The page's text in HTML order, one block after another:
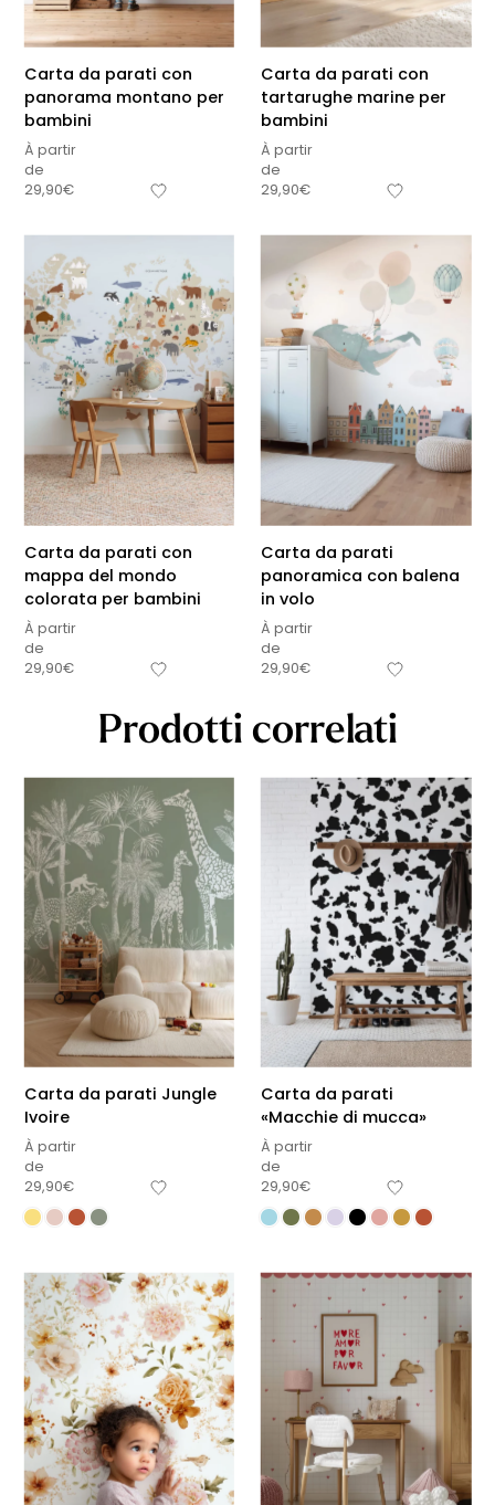
Carta da parati con
panorama montano per
bambini
À partir
de
29,90€
Carta da parati con
tartarughe marine per
bambini
À partir
de
29,90€
Carta da parati con
mappa del mondo
colorata per bambini
À partir
de
29,90€
Carta da parati
panoramica con balena
in volo
À partir
de
29,90€
Prodotti correlati
Carta da parati Jungle
Ivoire
À partir
de
29,90€
Carta da parati
«Macchie di mucca»
À partir
de
29,90€